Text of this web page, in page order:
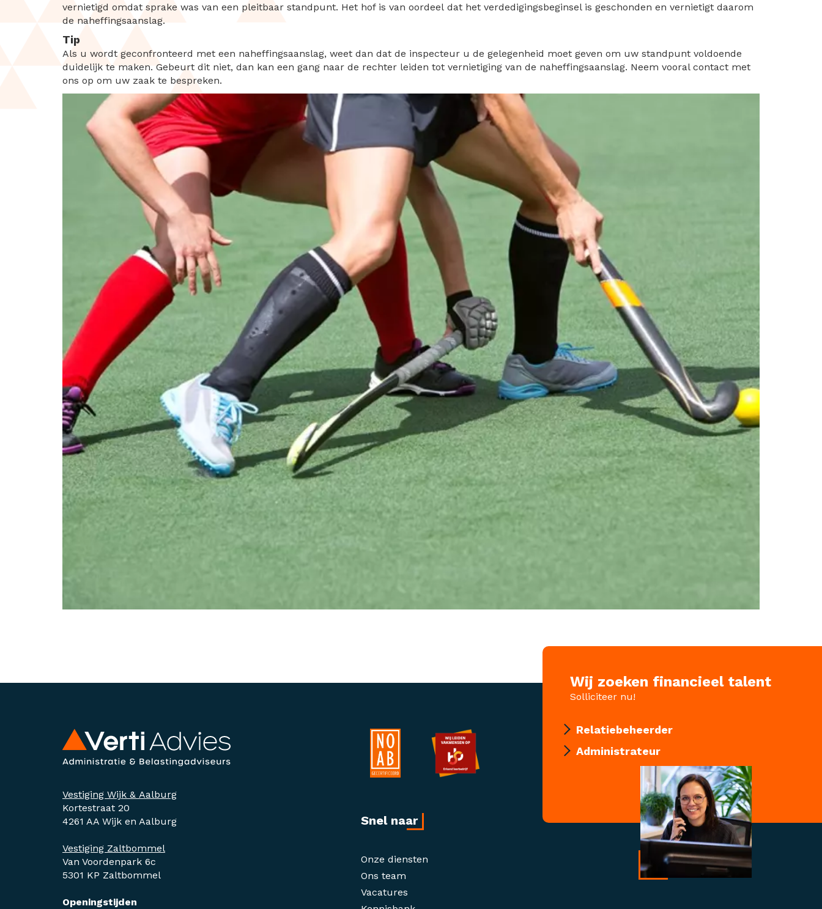
vernietigd omdat sprake was van een pleitbaar standpunt. Het hof is van oordeel dat het verdedigingsbeginsel is geschonden en vernietigt daarom
de naheffingsaanslag.
Tip
Als u wordt geconfronteerd met een naheffingsaanslag, weet dan dat de inspecteur u de gelegenheid moet geven om uw standpunt voldoende
duidelijk te maken. Gebeurt dit niet, dan kan een gang naar de rechter leiden tot vernietiging van de naheffingsaanslag. Neem vooral contact met
ons op om uw zaak te bespreken.
Wij zoeken financieel talent
Solliciteer nu!
Relatiebeheerder
Administrateur
Vestiging Wijk & Aalburg
Kortestraat 20
4261 AA Wijk en Aalburg
Vestiging Zaltbommel
Van Voordenpark 6c
5301 KP Zaltbommel
Openingstijden
Snel naar
Onze diensten
Ons team
Vacatures